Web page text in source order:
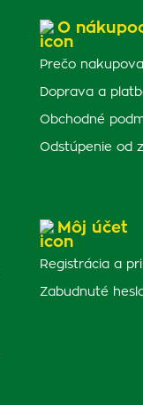
O
Prečo
Doprava a
Obchodné
Odstúpenie od
Môj účet
Registrácia a
Zabudnuté